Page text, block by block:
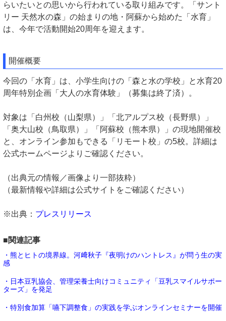
らいたいとの思いから行われている取り組みです。「サント
リー 天然水の森」の始まりの地・阿蘇から始めた「水育」
は、今年で活動開始20周年を迎えます。
開催概要
今回の「水育」は、小学生向けの「森と水の学校」と水育20
周年特別企画「大人の水育体験」（募集は終了済）。
対象は「白州校（山梨県）」「北アルプス校（長野県）」
「奥大山校（鳥取県）」「阿蘇校（熊本県）」の現地開催校
と、オンライン参加もできる「リモート校」の5校。詳細は
公式ホームページよりご確認ください。
（出典元の情報／画像より一部抜粋）
（最新情報や詳細は公式サイトをご確認ください）
※出典： プレスリリース
■関連記事
・熊とヒトの境界線。河﨑秋子『夜明けのハントレス』が問う生の実
感
・日本豆乳協会、管理栄養士向けコミュニティ「豆乳スマイルサポー
ターズ」を発足
・特別食加算「嚥下調整食」の実践を学ぶオンラインセミナーを開催